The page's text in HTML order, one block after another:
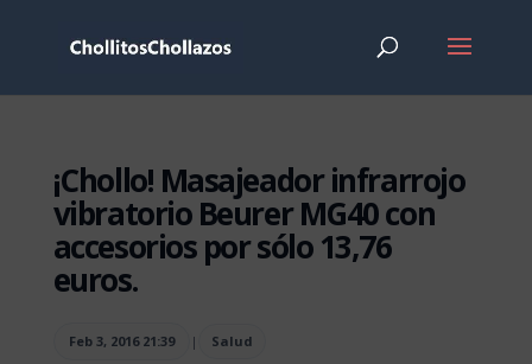
¡Chollo! Masajeador infrarrojo
vibratorio Beurer MG40 con
accesorios por sólo 13,76
euros.
Feb 3, 2016 21:39 | Salud